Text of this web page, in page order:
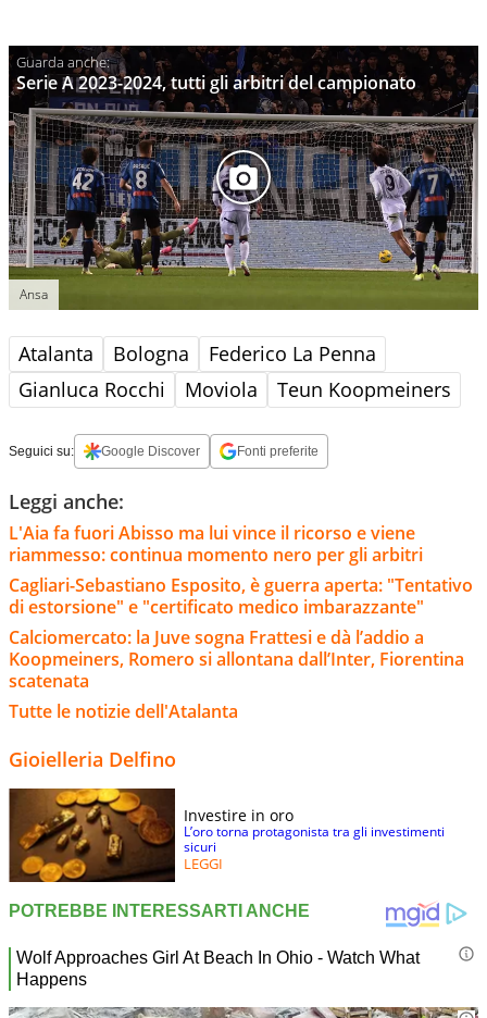
Serie A 2023-2024, tutti gli arbitri del campionato
Ansa
Atalanta Bologna
Federico La Penna
Gianluca Rocchi
Moviola Teun Koopmeiners
Seguici su: Google Discover Fonti preferite
Leggi anche:
L'Aia fa fuori Abisso ma lui vince il ricorso e viene
riammesso: continua momento nero per gli arbitri
Cagliari-Sebastiano Esposito, è guerra aperta: "Tentativo
di estorsione" e "certificato medico imbarazzante"
Calciomercato: la Juve sogna Frattesi e dà l’addio a
Koopmeiners, Romero si allontana dall’Inter, Fiorentina
scatenata
Tutte le notizie dell'Atalanta
Gioielleria Delfino
Investire in oro
L’oro torna protagonista tra gli investimenti
sicuri
LEGGI